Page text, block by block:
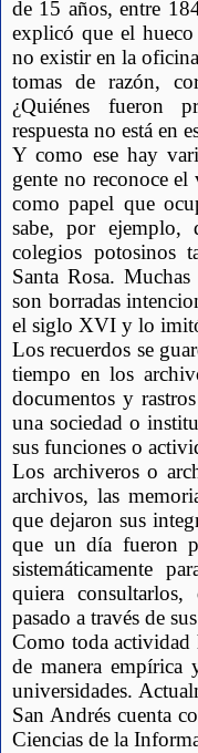
de 15 años, entre
explicó que el
no existir en la
tomas de razón,
¿Quiénes fueron
respuesta no está en
Y como ese hay
gente no reconoce
como papel que
sabe, por ejemplo,
colegios potosinos
Santa Rosa.
son borradas
el siglo XVI y lo
Los recuerdos se
tiempo en los
documentos y
una sociedad o
sus funciones o
Los archiveros o
archivos, las
que dejaron sus
que un día fueron
sistemáticamente
quiera
pasado a través de
Como toda actividad
de manera empírica
universidades.
San Andrés cuenta
Ciencias de la